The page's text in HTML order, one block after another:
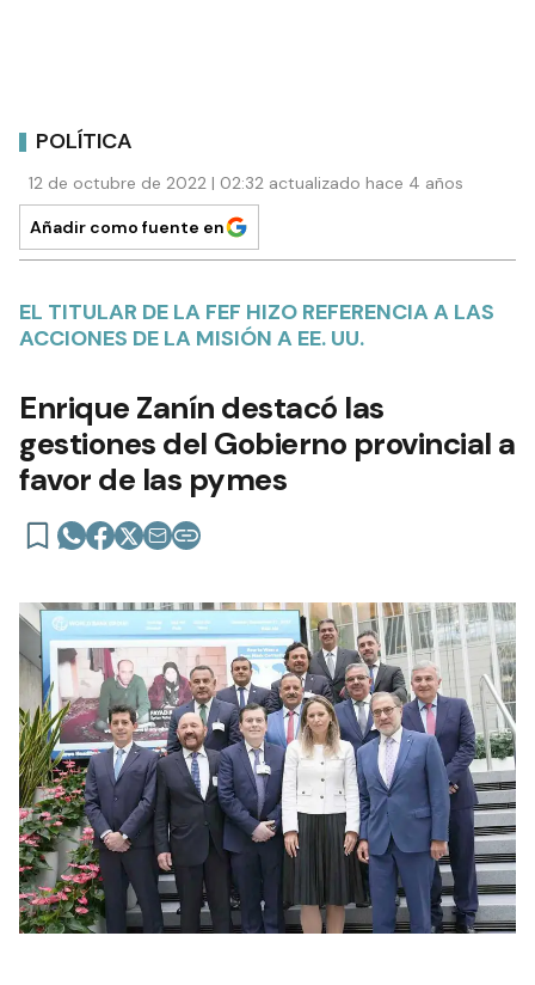
POLÍTICA
12 de octubre de 2022 | 02:32 actualizado hace 4 años
Añadir como fuente en
EL TITULAR DE LA FEF HIZO REFERENCIA A LAS
ACCIONES DE LA MISIÓN A EE. UU.
Enrique Zanín destacó las
gestiones del Gobierno provincial a
favor de las pymes